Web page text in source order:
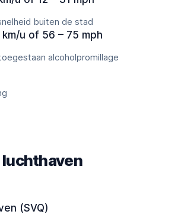
buiten de stad
km/u of 56 – 75 mph
alcoholpromillage
(SVQ)